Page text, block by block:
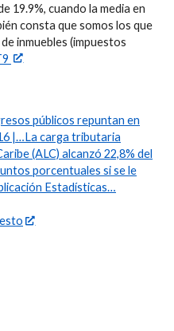
19.9%, cuando la media en
consta que somos los que
inmuebles (impuestos
públicos repuntan en
|…La carga tributaria
(ALC) alcanzó 22,8% del
porcentuales si se le
Estadísticas…